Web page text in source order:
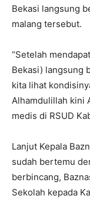
Bekasi langsung
malang tersebut.
“Setelah
Bekasi) langsung
kita lihat
Alhamdulillah kini
medis di RSUD
Lanjut Kepala
sudah bertemu
berbincang,
Sekolah kepada